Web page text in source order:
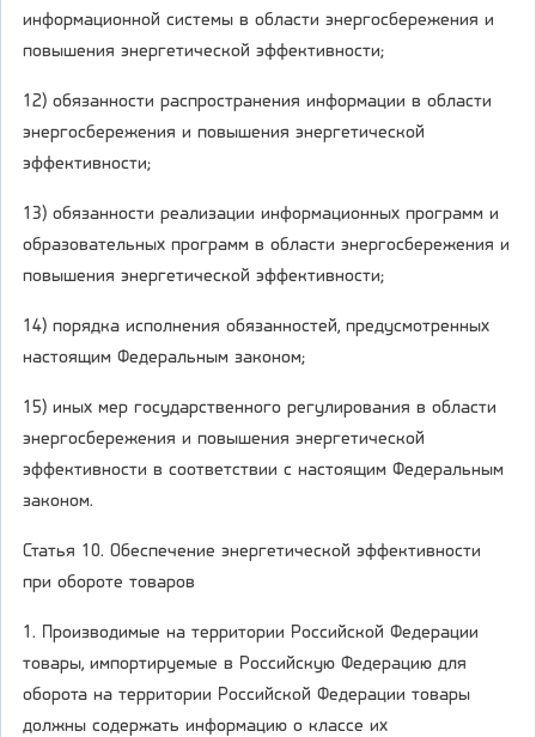
информационной системы в области энергосбережения и
повышения энергетической эффективности;
12) обязанности распространения информации в области
энергосбережения и повышения энергетической
эффективности;
13) обязанности реализации информационных программ и
образовательных программ в области энергосбережения и
повышения энергетической эффективности;
14) порядка исполнения обязанностей, предусмотренных
настоящим Федеральным законом;
15) иных мер государственного регулирования в области
энергосбережения и повышения энергетической
эффективности в соответствии с настоящим Федеральным
законом.
Статья 10. Обеспечение энергетической эффективности
при обороте товаров
1. Производимые на территории Российской Федерации
товары, импортируемые в Российскую Федерацию для
оборота на территории Российской Федерации товары
должны содержать информацию о классе их